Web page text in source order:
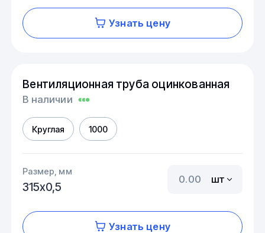
Узнать цену
Вентиляционная труба оцинкованная
В наличии
Круглая 1000
Размер, мм
315х0,5
шт
Узнать цену